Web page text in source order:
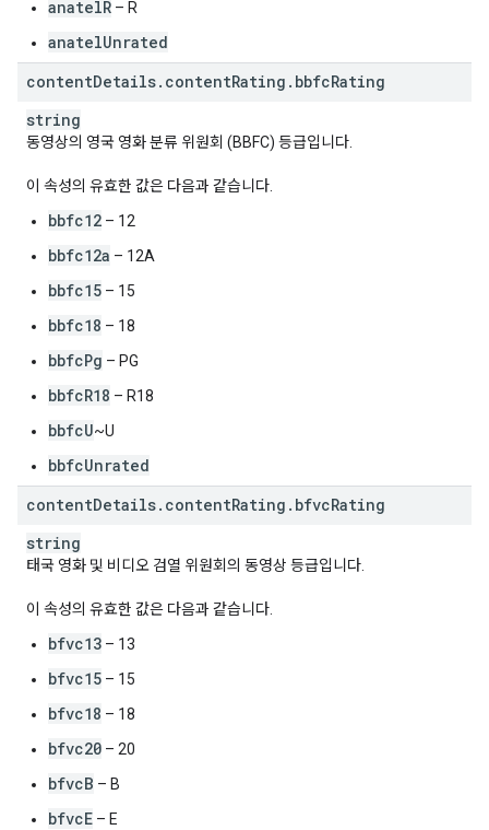
anatelR – R
anatelUnrated
contentDetails. contentRating . bbfcRating
string
동영상의 영국 영화 분류 위원회 (BBFC) 등급입니다.
이 속성의 유효한 값은 다음과 같습니다.
bbfc12 – 12
bbfc12a – 12A
bbfc15 – 15
bbfc18 – 18
bbfcPg – PG
bbfcR18 – R18
bbfcU~U
bbfcUnrated
contentDetails. contentRating . bfvcRating
string
태국 영화 및 비디오 검열 위원회의 동영상 등급입니다.
이 속성의 유효한 값은 다음과 같습니다.
bfvc13 – 13
bfvc15 – 15
bfvc18 – 18
bfvc20 – 20
bfvcB – B
bfvcE – E